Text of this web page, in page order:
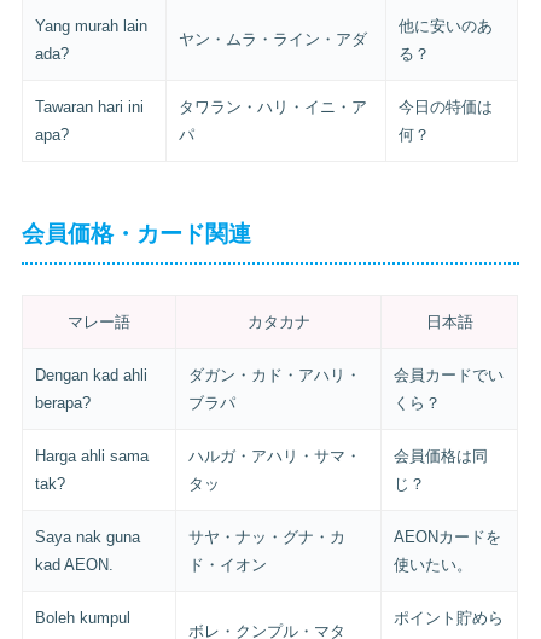
Yang murah lain
ada?
ヤン・ムラ・ライン・アダ
他に安いのあ
る？
Tawaran hari ini
apa?
タワラン・ハリ・イニ・ア
パ
今日の特価は
何？
会員価格・カード関連
マレー語 カタカナ 日本語
Dengan kad ahli
berapa?
ダガン・カド・アハリ・
ブラパ
会員カードでい
くら？
Harga ahli sama
tak?
ハルガ・アハリ・サマ・
タッ
会員価格は同
じ？
Saya nak guna
kad AEON.
サヤ・ナッ・グナ・カ
ド・イオン
AEONカードを
使いたい。
Boleh kumpul
ボレ・クンプル・マタ
ポイント貯めら